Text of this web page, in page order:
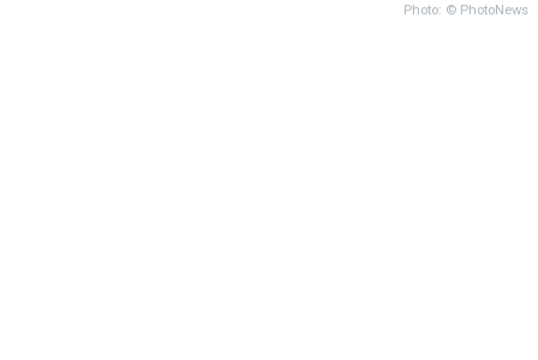
Photo: © PhotoNews